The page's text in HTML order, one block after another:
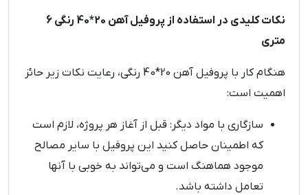
نکات کلیدی در استفاده از پروفیل آهن 20*40 رنگی 6
متری
هنگام کار با پروفیل آهن 20*40 رنگی، رعایت نکات زیر حائز
اهمیت است:
سازگاری با مواد دیگر: قبل از آغاز هر پروژه، لازم است
که اطمینان حاصل کنید این پروفیل با سایر مصالح
موجود هماهنگ است و می‌تواند به خوبی با آنها
تعامل داشته باشد.